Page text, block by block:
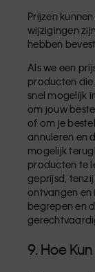
Prijzen
wijzigingen
hebben
Als we een
producten die
snel mogelijk
om jouw
of om je
annuleren en
mogelijk
producten te
geprijsd,
ontvangen en
begrepen en
9. Hoe